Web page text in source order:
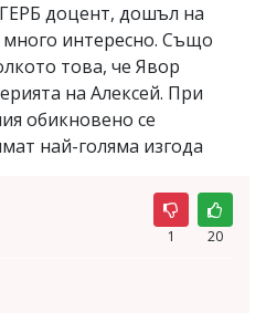
доцент, дошъл на
много интересно. Също
това, че Явор
на Алексей. При
обикновено се
най-голяма изгода
1 20